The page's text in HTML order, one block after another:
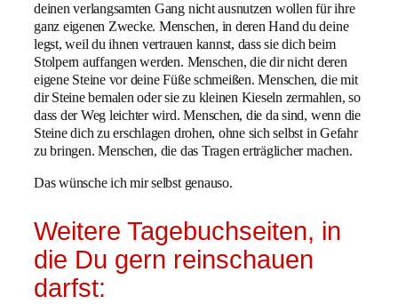
deinen verlangsamten Gang nicht ausnutzen wollen für ihre
ganz eigenen Zwecke. Menschen, in deren Hand du deine
legst, weil du ihnen vertrauen kannst, dass sie dich beim
Stolpern auffangen werden. Menschen, die dir nicht deren
eigene Steine vor deine Füße schmeißen. Menschen, die mit
dir Steine bemalen oder sie zu kleinen Kieseln zermahlen, so
dass der Weg leichter wird. Menschen, die da sind, wenn die
Steine dich zu erschlagen drohen, ohne sich selbst in Gefahr
zu bringen. Menschen, die das Tragen erträglicher machen.
Das wünsche ich mir selbst genauso.
Weitere Tagebuchseiten, in
die Du gern reinschauen
darfst: